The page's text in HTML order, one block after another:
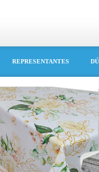
REPRESENTANTES